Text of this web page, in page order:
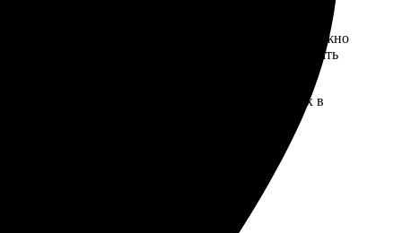
скорости обработки заказов. Мы понимаем, как важно
продукции. Это позволяет нам гарантировать
так и для крупных компаний, заинтересованных в